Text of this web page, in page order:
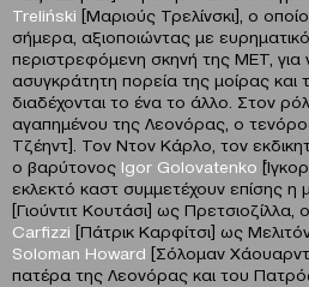
Treliński [Μαριούς Τρελίνσκι], ο
σήμερα, αξιοποιώντας με
περιστρεφόμενη σκηνή της MET,
ασυγκράτητη πορεία της μοίρας και
διαδέχονται το ένα το άλλο. Στον
αγαπημένου της Λεονόρας, ο
Τζέηντ]. Τον Ντον Κάρλο, τον
ο βαρύτονος Igor Golovatenko
εκλεκτό καστ συμμετέχουν επίσης η
[Γιούντιτ Κουτάσι] ως
Carfizzi [Πάτρικ Καρφίτσι] ως
Soloman Howard [Σόλομαν
πατέρα της Λεονόρας και του